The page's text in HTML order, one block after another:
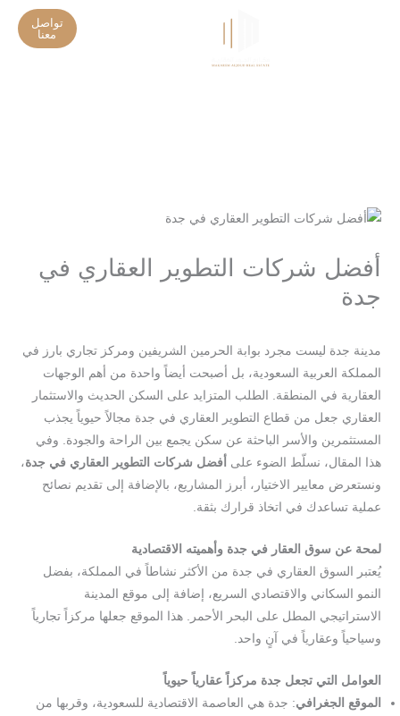
تواصل
معنا
أفضل شركات التطوير العقاري في
جدة
مدينة جدة ليست مجرد بوابة الحرمين الشريفين ومركز تجاري بارز في
المملكة العربية السعودية، بل أصبحت أيضاً واحدة من أهم الوجهات
العقارية في المنطقة. الطلب المتزايد على السكن الحديث والاستثمار
العقاري جعل من قطاع التطوير العقاري في جدة مجالاً حيوياً يجذب
المستثمرين والأسر الباحثة عن سكن يجمع بين الراحة والجودة. وفي
هذا المقال، نسلّط الضوء على أفضل شركات التطوير العقاري في جدة،
ونستعرض معايير الاختيار، أبرز المشاريع، بالإضافة إلى تقديم نصائح
عملية تساعدك في اتخاذ قرارك بثقة.
لمحة عن سوق العقار في جدة وأهميته الاقتصادية
يُعتبر السوق العقاري في جدة من الأكثر نشاطاً في المملكة، بفضل
النمو السكاني والاقتصادي السريع، إضافة إلى موقع المدينة
الاستراتيجي المطل على البحر الأحمر. هذا الموقع جعلها مركزاً تجارياً
وسياحياً وعقارياً في آنٍ واحد.
العوامل التي تجعل جدة مركزاً عقارياً حيوياً
الموقع الجغرافي: جدة هي العاصمة الاقتصادية للسعودية، وقربها من